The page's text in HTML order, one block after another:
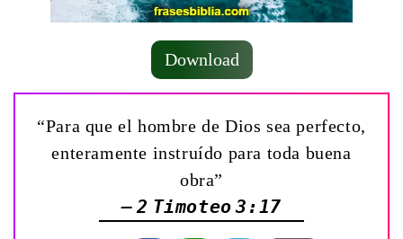
Download
“Para que el hombre de Dios sea perfecto,
enteramente instruído para toda buena
obra”
— 2 Timoteo 3:17